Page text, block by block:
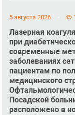
5 августа 2026
Лазерная
при
современные
заболеваниях
пациентам по
медицинского
Посадской
расположено в